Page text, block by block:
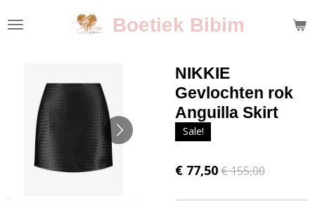
direct
Boetiek Bibim
NIKKIE
Gevlochten rok
Anguilla Skirt
Sale!
€ 77,50€ 155,00